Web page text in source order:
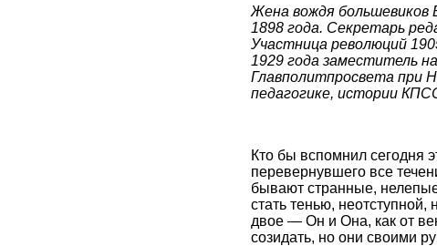
Жена вождя большевиков
1898 года. Секретарь
Участница революций
1929 года заместитель
Главполитпросвета при
педагогике, истории
Кто бы вспомнил сегодня
перевернувшего все
бывают странные,
стать тенью,
двое — Он и Она, как от
созидать, но они своими